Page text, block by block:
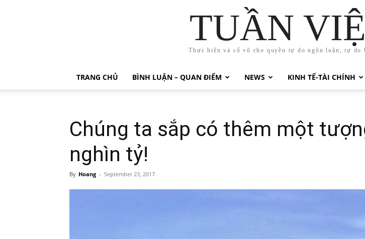
TUẦN
Thực hiện và cổ vũ cho quyền tự do ngôn luận, tự
TRANG CHỦ BÌNH LUẬN – QUAN ĐIỂM NEWS KINH TẾ-TÀI CHÍNH
Chúng ta sắp có thêm một
nghìn tỷ!
By Hoang - September 23, 2017